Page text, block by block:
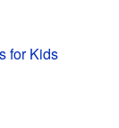
for Kids